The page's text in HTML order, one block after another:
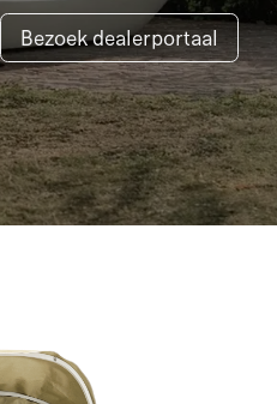
Bezoek dealerportaal